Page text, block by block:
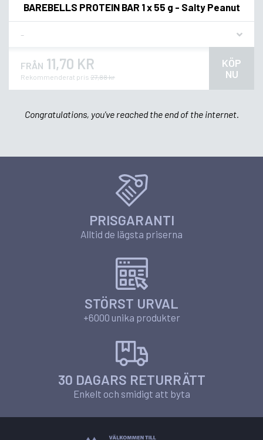
BAREBELLS PROTEIN BAR 1 x 55 g - Salty Peanut
FRÅN 11,70 KR
Rekommenderat pris 27,88 kr
KÖP
NU
Congratulations, you've reached the end of the internet.
PRISGARANTI
Alltid de lägsta priserna
STÖRST URVAL
+6000 unika produkter
30 DAGARS RETURRÄTT
Enkelt och smidigt att byta